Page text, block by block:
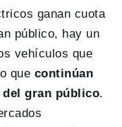
ganan cuota
público, hay un
vehículos que
que continúan
gran público.